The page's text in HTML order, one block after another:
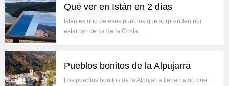
Qué ver en Istán en 2 días
Istán es uno de esos pueblos que sorprenden por
estar tan cerca de la Costa…
Pueblos bonitos de la Alpujarra
Los pueblos bonitos de la Alpujarra tienen algo que